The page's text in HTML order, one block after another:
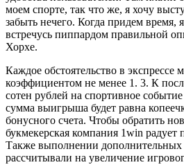
моем спорте, так что же, я хочу
забыть нечего. Когда придем время,
встречусь пиппардом правильной
Хорхе.
Каждое обстоятельство в экспрессе
коэффициентом не менее 1. 3. К
сотен рублей на спортивное
сумма выигрыша будет равна
бонусного счета. Чтобы обратить
букмекерская компания 1win радует
Также выполнении дополнительных
рассчитывали на увеличение